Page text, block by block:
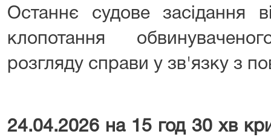
Останнє судове засідання
клопотання
розгляду справи у зв'язку з
24.04.2026 на 15 год 30 хв